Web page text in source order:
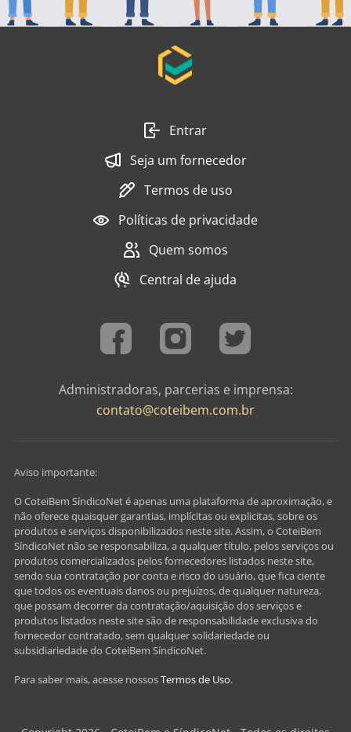
Entrar
Seja um fornecedor
Termos de uso
Políticas de privacidade
Quem somos
Central de ajuda
Administradoras, parcerias e imprensa:
contato@coteibem.com.br
Aviso importante:
O CoteiBem SíndicoNet é apenas uma plataforma de aproximação, e
não oferece quaisquer garantias, implícitas ou explicitas, sobre os
produtos e serviços disponibilizados neste site. Assim, o CoteiBem
SíndicoNet não se responsabiliza, a qualquer título, pelos serviços ou
produtos comercializados pelos fornecedores listados neste site,
sendo sua contratação por conta e risco do usuário, que fica ciente
que todos os eventuais danos ou prejuízos, de qualquer natureza,
que possam decorrer da contratação/aquisição dos serviços e
produtos listados neste site são de responsabilidade exclusiva do
fornecedor contratado, sem qualquer solidariedade ou
subsidiariedade do CoteiBem SíndicoNet.
Para saber mais, acesse nossosTermos de Uso.